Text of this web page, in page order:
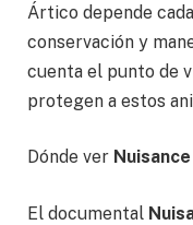
Ártico depende
conservación y
cuenta el punto de
protegen a estos
Dónde ver
El documental